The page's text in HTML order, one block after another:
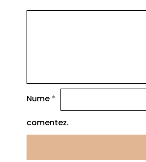
Nume *
comentez.